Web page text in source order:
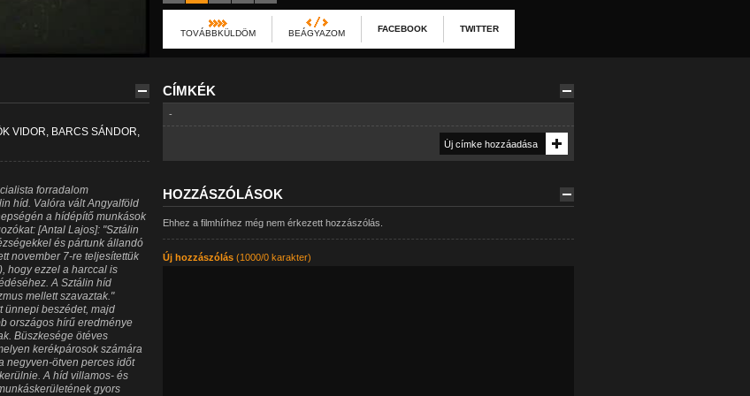
TOVÁBBKÜLDÖM BEÁGYAZOM FACEBOOK TWITTER
VIDOR, BARCS SÁNDOR,
forradalom
híd. Valóra vált Angyalföld
a hídépítő munkások
[Antal Lajos]: "Sztálin
és pártunk állandó
november 7-re teljesítettük
hogy ezzel a harccal is
A Sztálin híd
mellett szavaztak."
ünnepi beszédet, majd
országos hírű eredménye
Büszkesége ötéves
kerékpárosok számára
negyven-ötven perces időt
A híd villamos- és
gyors
CÍMKÉK
-
HOZZÁSZÓLÁSOK
Ehhez a filmhírhez még nem érkezett hozzászólás.
Új hozzászólás(1000/0 karakter)